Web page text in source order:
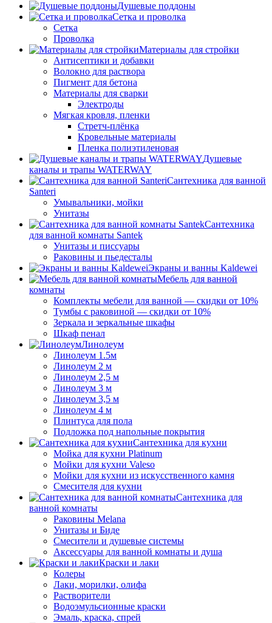
Душевые поддоны
Сетка и проволка
Сетка
Проволка
Материалы для стройки
Антисептики и добавки
Волокно для раствора
Пигмент для бетона
Материалы для сварки
Электроды
Мягкая кровля, пленки
Стретч-плёнка
Кровельные материалы
Пленка полиэтиленовая
Душевые
каналы и трапы WATERWAY
Сантехника для ванной
Santeri
Умывальники, мойки
Унитазы
Сантехника
для ванной комнаты Santek
Унитазы и писсуары
Раковины и пьедесталы
Экраны и ванны Kaldewei
Мебель для ванной
комнаты
Комплекты мебели для ванной — скидки от 10%
Тумбы с раковиной — скидки от 10%
Зеркала и зеркальные шкафы
Шкаф пенал
Линолеум
Линолеум 1.5м
Линолеум 2 м
Линолеум 2,5 м
Линолеум 3 м
Линолеум 3,5 м
Линолеум 4 м
Плинтуса для пола
Подложка под напольные покрытия
Сантехника для кухни
Мойка для кухни Platinum
Мойки для кухни Valeso
Мойки для кухни из искусственного камня
Смесителя для кухни
Сантехника для
ванной комнаты
Раковины Melana
Унитазы и Биде
Смесители и душевые системы
Аксессуары для ванной комнаты и душа
Краски и лаки
Колеры
Лаки, морилки, олифа
Растворители
Водоэмульсионные краски
Эмаль, краска, спрей